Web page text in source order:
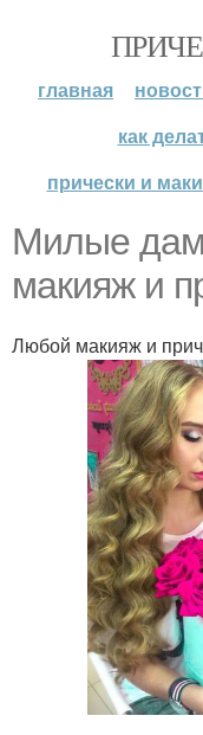
главная
как
прически и
Милые
макияж и
Любой макияж и